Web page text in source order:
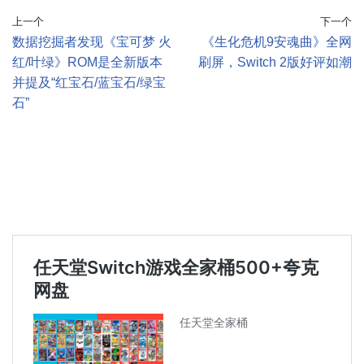
上一个
数据挖掘者发现《宝可梦 火
红/叶绿》ROM是全新版本
并提及“红宝石/蓝宝石/绿宝
石”
下一个
《生化危机9安魂曲》全网
刷屏，Switch 2版好评如潮